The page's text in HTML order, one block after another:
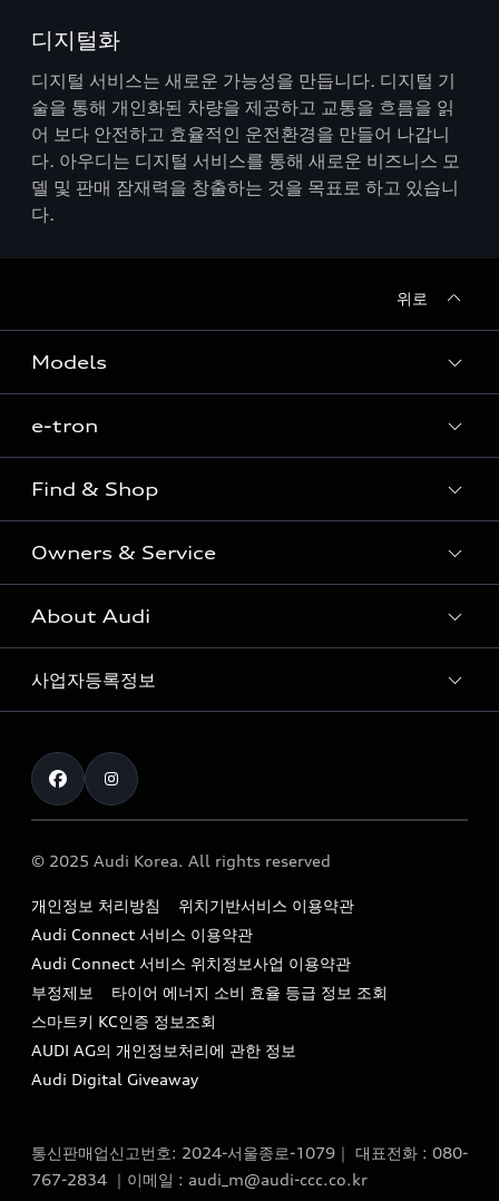
디지털화
디지털 서비스는 새로운 가능성을 만듭니다. 디지털 기
술을 통해 개인화된 차량을 제공하고 교통을 흐름을 읽
어 보다 안전하고 효율적인 운전환경을 만들어 나갑니
다. 아우디는 디지털 서비스를 통해 새로운 비즈니스 모
델 및 판매 잠재력을 창출하는 것을 목표로 하고 있습니
다.
위로
Models
Sedan
SUV
Coupe
S range
e-tron
e-tron
Find & Shop
전시장/AAP 전시장/AS센터
아우디 신차 재고
아우디 모델 비교하기
아우디 공식 인증 중고차
The new Audi A6 Taste Drive 이벤트
Owners & Service
고객안내
Audi Connect
myAudiworld
내비게이션 데이터 다운로드
아우디 영상 매뉴얼
서비스 센터
서비스 프로그램
아우디 e-tron 케어 프로그램
사설수리업체를 위한 권고사항
About Audi
아우디 브랜드
Formula 1
Audi Story
아우디코리아 소식
아우디코리아 소개
아우디 스토리
아우디 브랜드 히스토리
quattro 시스템
사업자등록정보
통신판매업신고번호 : 2024-서울종로-1079
대표자명 : 틸 셰어
딩)
이메일 : audi_m@audi-ccc.co.kr
© 2025 Audi Korea. All rights reserved
개인정보 처리방침
위치기반서비스 이용약관
Audi Connect 서비스 이용약관
Audi Connect 서비스 위치정보사업 이용약관
부정제보
타이어 에너지 소비 효율 등급 정보 조회
스마트키 KC인증 정보조회
AUDI AG의 개인정보처리에 관한 정보
Audi Digital Giveaway
통신판매업신고번호: 2024-서울종로-1079｜ 대표전화 : 080-
767-2834 ｜이메일 : audi_m@audi-ccc.co.kr